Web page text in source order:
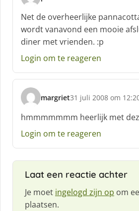
s
c
h
r
e
e
:
Net de overheerlijke
wordt vanavond een mooie
diner met vrienden. :p
Login om te reageren
margriet
s
c
h
r
31 juli 2008 om
hmmmmmmm heerlijk met
Login om te reageren
Laat een reactie achter
Je moet ingelogd zijn op om
plaatsen.